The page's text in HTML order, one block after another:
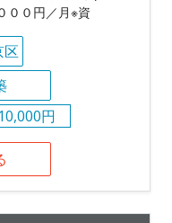
００円／月※資
区
円